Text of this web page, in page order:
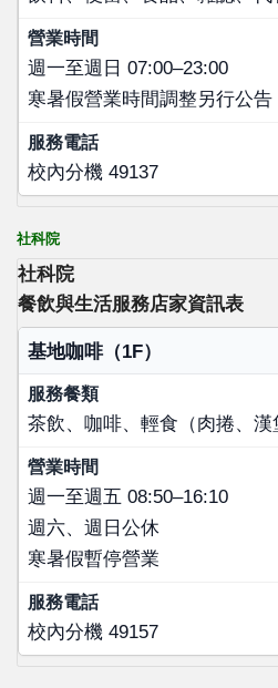
營業時間
服務電話
週一至週日 07:00–23:00
寒暑假營業時間調整另行公告
校內分機 49137
社科院
社科院
餐飲與生活服務店家資訊表
店家名稱
服務餐類
營業時間
服務電話
基地咖啡（1F）
茶飲、咖啡、輕食（肉捲、漢
週一至週五 08:50–16:10
週六、週日公休
寒暑假暫停營業
校內分機 49157